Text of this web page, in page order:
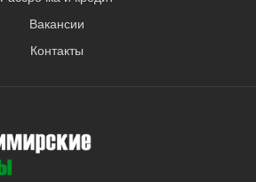
Вакансии
Контакты